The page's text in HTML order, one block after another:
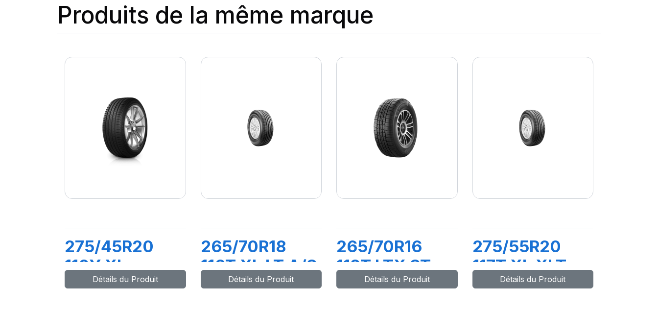
Produits de la même marque
275/45R20
110Y XL
LATITUDE
Détails du Produit
265/70R18
116T XL LT A/S
2
Détails du Produit
265/70R16
112T LTX ST
Détails du Produit
275/55R20
117T XL XLT
A/S2Détails du Produit